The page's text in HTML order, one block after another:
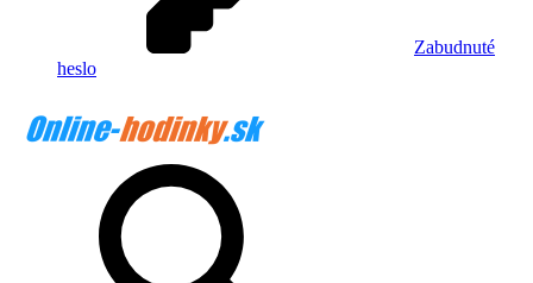
Zabudnuté
heslo